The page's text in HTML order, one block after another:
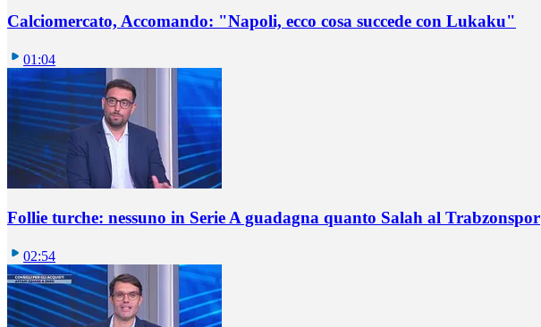
Calciomercato, Accomando: "Napoli, ecco cosa succede con Lukaku"
01:04
Follie turche: nessuno in Serie A guadagna quanto Salah al Trabzonspor
02:54